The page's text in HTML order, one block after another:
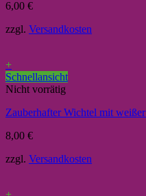
6,00 €
zzgl. Versandkosten
+
Schnellansicht
Nicht vorrätig
Zauberhafter Wichtel mit
8,00 €
zzgl. Versandkosten